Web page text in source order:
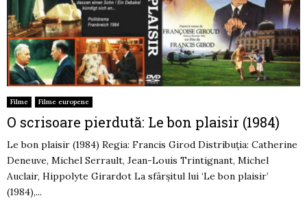
Filme Filme europene
O scrisoare pierdută: Le bon plaisir (1984)
Le bon plaisir (1984) Regia: Francis Girod Distribuția: Catherine
Deneuve, Michel Serrault, Jean-Louis Trintignant, Michel
Auclair, Hippolyte Girardot La sfârșitul lui ‘Le bon plaisir’
(1984),...